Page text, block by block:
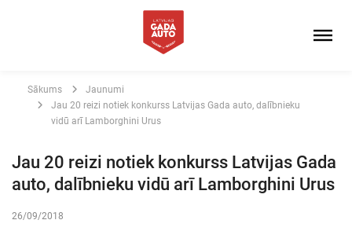
Sākums
Jaunumi
Jau 20 reizi notiek konkurss Latvijas Gada auto, dalībnieku
vidū arī Lamborghini Urus
Jau 20 reizi notiek konkurss Latvijas Gada
auto, dalībnieku vidū arī Lamborghini Urus
26/09/2018